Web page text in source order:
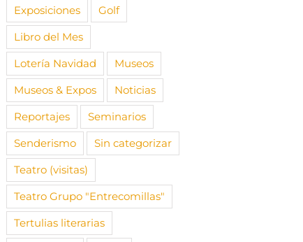
Exposiciones
Golf
Libro del Mes
Lotería Navidad
Museos
Museos & Expos
Noticias
Reportajes
Seminarios
Senderismo
Sin categorizar
Teatro (visitas)
Teatro Grupo "Entrecomillas"
Tertulias literarias